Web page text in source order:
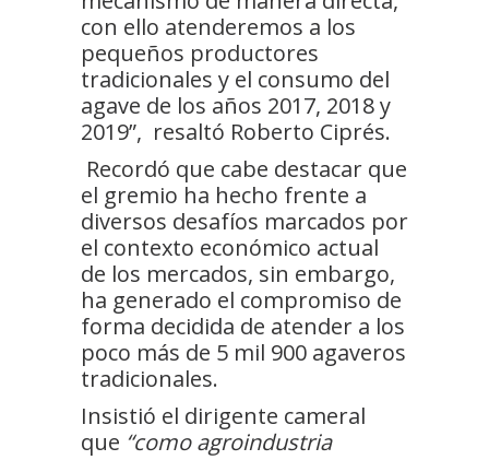
con ello atenderemos a los
pequeños productores
tradicionales y el consumo del
agave de los años 2017, 2018 y
2019”, resaltó Roberto Ciprés.
Recordó que cabe destacar que
el gremio ha hecho frente a
diversos desafíos marcados por
el contexto económico actual
de los mercados, sin embargo,
ha generado el compromiso de
forma decidida de atender a los
poco más de 5 mil 900 agaveros
tradicionales.
Insistió el dirigente cameral
que “como agroindustria